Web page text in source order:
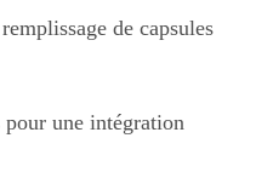
de capsules
une intégration